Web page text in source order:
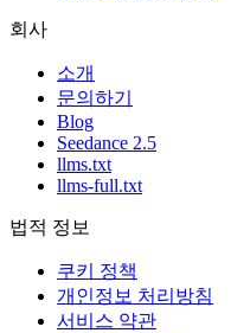
회사
소개
문의하기
Blog
Seedance 2.5
llms.txt
llms-full.txt
법적 정보
쿠키 정책
개인정보 처리방침
서비스 약관